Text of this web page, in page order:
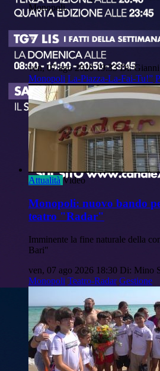
Monopoli.
ven, 07 ago 2026 19:33 Di:
Monopoli La-Piazza-La-Fai-Tu!”
Attualità Video
Monopoli: nuovo bando
teatro "Radar"
Imminente la fine naturale della
Bari"
ven, 07 ago 2026 18:30 Di: Mino
Monopoli Teatro-Radar Gestione